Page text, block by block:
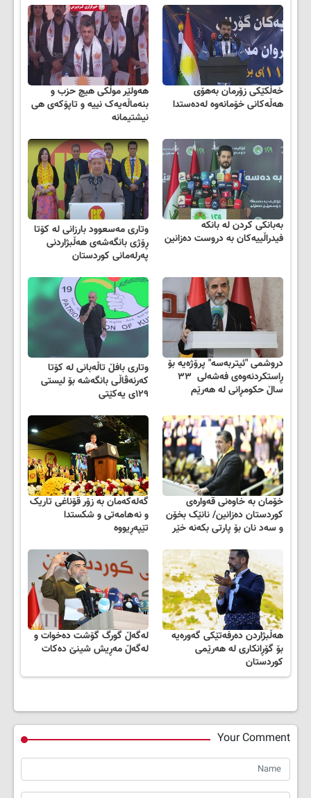
خەڵکێکی زۆرمان بەهۆی
هەڵەکانی خۆمانەوە لەدەستدا
هەولێر موڵکی هیچ حزب و
بنەماڵەیەک نییە و تاپۆکەی هی
نیشتیمانە
بەبانکی کردن لە بانکە
فیدراڵییەکان بە دروست دەزانین
وتاری مەسعوود بارزانی لە کۆتا
ڕۆژی بانگەشەی هەڵبژاردنی
پەرلەمانی کوردستان
دروشمی "ئیتربه‌سه"‌ پرۆژه‌یه‌ بۆ
ڕاستکردنه‌وه‌ی فه‌شه‌لی ۳۳
ساڵ حکومڕانی لە هەرێم
وتاری بافڵ تاڵەبانی لە کۆتا
کەرنەڤاڵی بانگەشە بۆ لیستی
١٢٩ی یەکێتی
خۆمان به‌ خاوه‌نی‌ قه‌واره‌ی‌
کوردستان دەزانین/ نانێک بخۆن
و سەد نان بۆ پارتی‌ بکه‌نه‌ خێر
گەلەکەمان بە زۆر قۆناغی تاریک
و نەھامەتی و شکستدا
تێپەڕیووە
هه‌ڵبژاردن ده‌رفه‌تێکی گه‌وره‌یه‌
بۆ گۆڕانکاری له‌ هه‌رێمی
کوردستان
لەگەڵ گورگ گۆشت دەخوات ‌و
لەگەڵ مەڕیش شینێ دەکات
Your Comment